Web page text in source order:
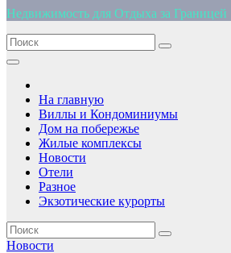
Недвижимость для Отдыха за Границей
На главную
Виллы и Кондоминиумы
Дом на побережье
Жилые комплексы
Новости
Отели
Разное
Экзотические курорты
Новости